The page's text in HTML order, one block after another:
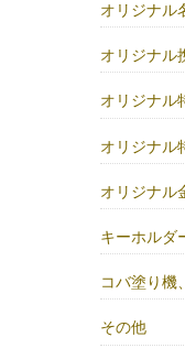
オリジナル
オリジナル
オリジナル
オリジナル
オリジナル
キーホルダ
コバ塗り機
その他